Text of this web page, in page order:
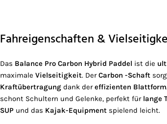
Fahreigenschaften &
Das Balance Pro Carbon Hybrid Paddel ist die
maximale Vielseitigkeit. DerCarbon -Schaft
Kraftübertragung dank dereffizienten Blattform
schont Schultern und Gelenke, perfekt für lange
SUP und das Kajak-Equipment spielend leicht.